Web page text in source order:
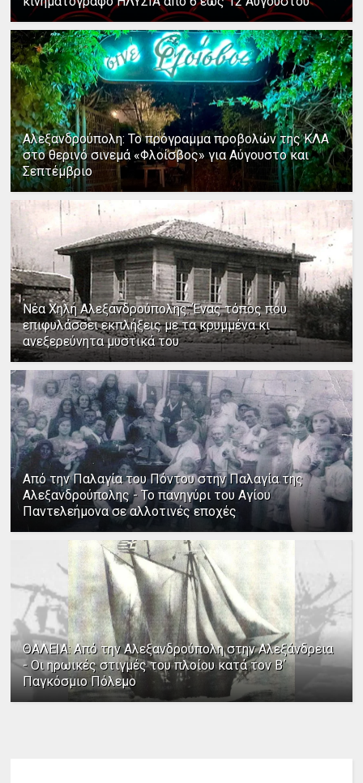
Αλεξανδρούπολη: Το πρόγραμμα προβολών της ΚΛΑ
στο θερινό σινεμά «Φλοίσβος» για Αύγουστο και
Σεπτέμβριο
Νέα Χηλή Αλεξανδρούπολης: Ένας τόπος που
επιφυλάσσει εκπλήξεις με τα κρυμμένα κι
ανεξερεύνητα μυστικά του
Από την Παλαγία του Πόντου στην Παλαγία της
Αλεξανδρούπολης - Το πανηγύρι του Αγίου
Παντελεήμονα σε αλλοτινές εποχές
ΘΑΛΕΙΑ: Από την Αλεξανδρούπολη στην Αλεξάνδρεια
- Οι ηρωικές στιγμές του πλοίου κατά τον Β΄
Παγκόσμιο Πόλεμο